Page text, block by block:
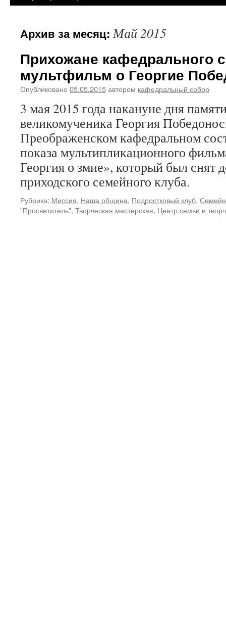
Архив за месяц:Май 2015
Прихожане кафедрального
мультфильм о Георгие
Опубликовано 05.05.2015автором кафедральный собор
3 мая 2015 года накануне дня
великомученика Георгия
Преображенском кафедральном
показа мультипликационного
Георгия о змие», который был снят
приходского семейного клуба.
Рубрика: Миссия, Наша община, Подростковый клуб,
"Просветитель", Творческая мастерская, Центр семьи и